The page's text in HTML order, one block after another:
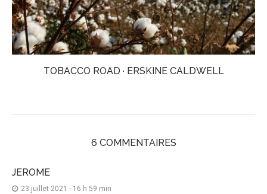
TOBACCO ROAD · ERSKINE CALDWELL
6 COMMENTAIRES
JEROME
23 juillet 2021 - 16 h 59 min